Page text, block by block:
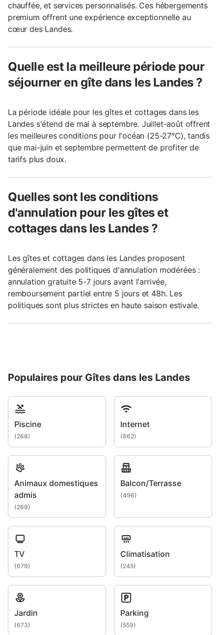
chauffée, et services personnalisés. Ces hébergements
premium offrent une expérience exceptionnelle au
cœur des Landes.
Quelle est la meilleure période pour
séjourner en gîte dans les Landes ?
La période idéale pour les gîtes et cottages dans les
Landes s'étend de mai à septembre. Juillet-août offrent
les meilleures conditions pour l'océan (25-27°C), tandis
que mai-juin et septembre permettent de profiter de
tarifs plus doux.
Quelles sont les conditions
d'annulation pour les gîtes et
cottages dans les Landes ?
Les gîtes et cottages dans les Landes proposent
généralement des politiques d'annulation modérées :
annulation gratuite 5-7 jours avant l'arrivée,
remboursement partiel entre 5 jours et 48h. Les
politiques sont plus strictes en haute saison estivale.
Populaires pour Gîtes dans les Landes
Piscine
(268)
Internet
(662)
Animaux domestiques
admis
(269)
Balcon/Terrasse
(496)
TV
(679)
Climatisation
(245)
Jardin
(673)
Parking
(559)